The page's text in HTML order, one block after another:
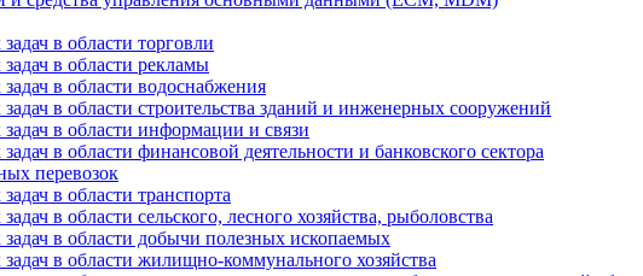
в области торговли
в области рекламы
в области водоснабжения
в области строительства зданий и инженерных сооружений
в области информации и связи
в области финансовой деятельности и банковского сектора
перевозок
в области транспорта
в области сельского, лесного хозяйства, рыболовства
в области добычи полезных ископаемых
в области жилищно-коммунального хозяйства